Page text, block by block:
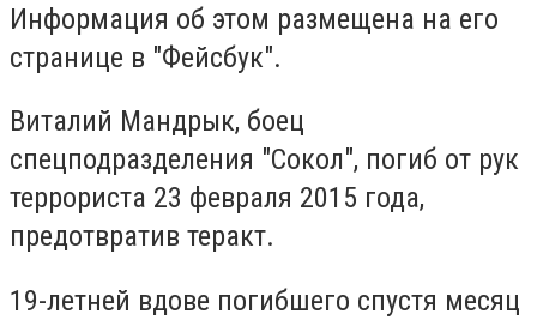
Информация об этом размещена на его
странице в "Фейсбук".
Виталий Мандрык, боец
спецподразделения "Сокол", погиб от рук
террориста 23 февраля 2015 года,
предотвратив теракт.
19-летней вдове погибшего спустя месяц